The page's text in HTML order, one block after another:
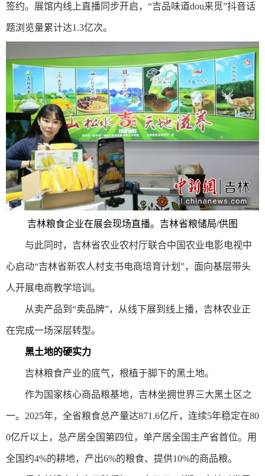
签约。展馆内线上直播同步开启，“吉品味道dou来觅”抖音话
题浏览量累计达1.3亿次。
吉林粮食企业在展会现场直播。吉林省粮储局/供图
与此同时，吉林省农业农村厅联合中国农业电影电视中
心启动“吉林省新农人村支书电商培育计划”，面向基层带头
人开展电商教学培训。
从卖产品到“卖品牌”，从线下展到线上播，吉林农业正
在完成一场深层转型。
黑土地的硬实力
吉林粮食产业的底气，根植于脚下的黑土地。
作为国家核心商品粮基地，吉林坐拥世界三大黑土区之
一。2025年，全省粮食总产量达871.6亿斤，连续5年稳定在80
0亿斤以上，总产居全国第四位，单产居全国主产省首位。用
全国约4%的耕地，产出6%的粮食、提供10%的商品粮。